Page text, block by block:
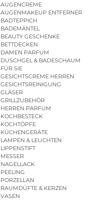
AUGENCREME
AUGENMAKEUP ENTFERNER
BADTEPPICH
BADEMÄNTEL
BEAUTY GESCHENKE
BETTDECKEN
DAMEN PARFUM
DUSCHGEL & BADESCHAUM
FÜR SIE
GESICHTSCREME HERREN
GESICHTSREINIGUNG
GLÄSER
GRILLZUBEHÖR
HERREN PARFUM
KOCHBESTECK
KOCHTÖPFE
KÜCHENGERÄTE
LAMPEN & LEUCHTEN
LIPPENSTIFT
MESSER
NAGELLACK
PEELING
PORZELLAN
RAUMDÜFTE & KERZEN
VASEN